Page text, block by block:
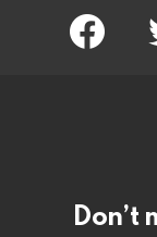
facebook
Don’t